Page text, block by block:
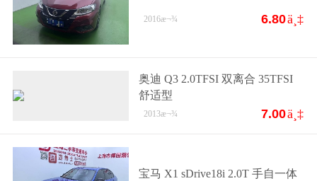
6.80ä¸‡
2016æ¬¾
奥迪 Q3 2.0TFSI 双离合 35TFSI
舒适型
7.00ä¸‡
2013æ¬¾
宝马 X1 sDrive18i 2.0T 手自一体